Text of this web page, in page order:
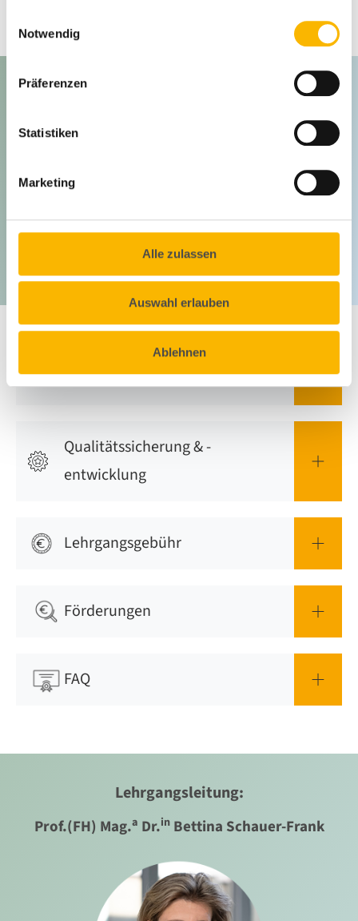
Notwendig
Präferenzen
Statistiken
Marketing
Alle zulassen
Auswahl erlauben
Ablehnen
Offizieller Abschluss
Hochschule Burgenland
Absolventen wird von der Hochschule Burgenland
(abgekürzt„MBA
Titelführbarkeit
Qualitätssicherung & -
entwicklung
Lehrgangsgebühr
Förderungen
FAQ
Lehrgangsleitung:
Prof.(FH) Mag.a Dr.inBettina Schauer-Frank